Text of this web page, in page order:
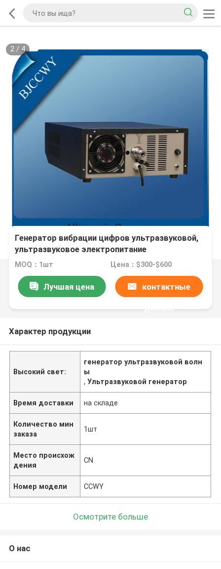
2/ 4
Генератор вибрации цифров ультразвуковой,
ультразвуковое электропитание
MOQ：1шт Цена：$300-$600
Лучшая цена контактные
данные
Характер продукции
Высокий свет:
генератор ультразвуковой волн
ы
,Ультразвуковой генератор
Время доставки на складе
Количество мин
заказа
1шт
Место происхож
дения
CN
Номер модели CCWY
Осмотрите больше
О нас